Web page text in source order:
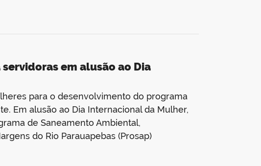
em alusão ao Dia
para o desenvolvimento do programa
Em alusão ao Dia Internacional da Mulher,
de Saneamento Ambiental,
do Rio Parauapebas (Prosap)